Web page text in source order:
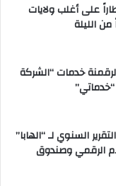
على أغلب ولايات
الليلة
خدمات “الشركة
“خدماتي”
السنوي لـ “الهابا”
الرقمي وصندوق